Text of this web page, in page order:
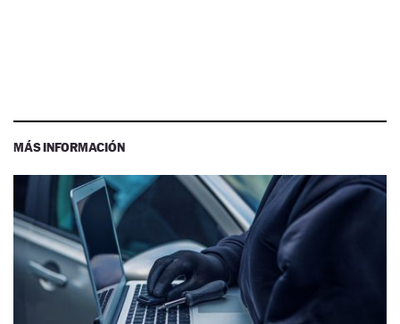
MÁS INFORMACIÓN